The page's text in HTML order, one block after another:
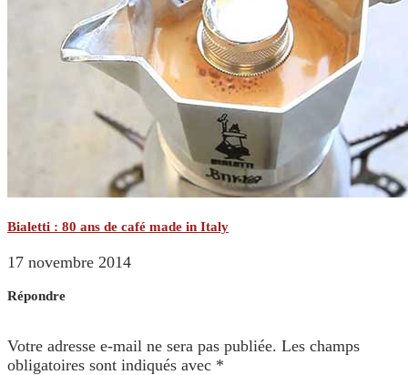
Bialetti : 80 ans de café made in Italy
17 novembre 2014
Répondre
Votre adresse e-mail ne sera pas publiée. Les champs
obligatoires sont indiqués avec *